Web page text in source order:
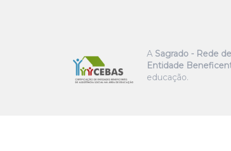
A Sagrado - Rede
Entidade
educação.